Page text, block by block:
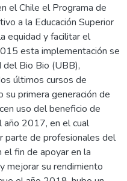
el Chile el Programa de
a la Educación Superior
equidad y facilitar el
esta implementación se
del Bio Bio (UBB),
últimos cursos de
su primera generación de
uso del beneficio de
año 2017, en el cual
parte de profesionales del
el fin de apoyar en la
mejorar su rendimiento